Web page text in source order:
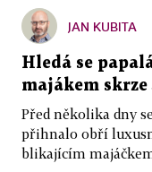
JAN KUBITA
Hledá se
majákem
Před několika dny
přihnalo obří
blikajícím